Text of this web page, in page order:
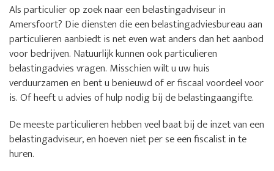
Als particulier op zoek naar een belastingadviseur in
Amersfoort? Die diensten die een belastingadviesbureau aan
particulieren aanbiedt is net even wat anders dan het aanbod
voor bedrijven. Natuurlijk kunnen ook particulieren
belastingadvies vragen. Misschien wilt u uw huis
verduurzamen en bent u benieuwd of er fiscaal voordeel voor
is. Of heeft u advies of hulp nodig bij de belastingaangifte.
De meeste particulieren hebben veel baat bij de inzet van een
belastingadviseur, en hoeven niet per se een fiscalist in te
huren.